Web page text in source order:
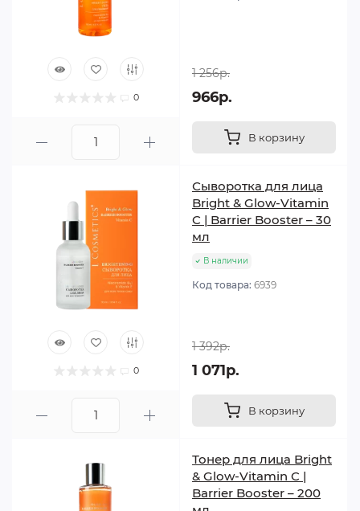
0
1 256р.
966р.
В корзину
0
Сыворотка для лица
Bright & Glow-Vitamin
C | Barrier Booster – 30
мл
В наличии
Код товара: 6939
1 392р.
1 071р.
В корзину
Тонер для лица Bright
& Glow-Vitamin C |
Barrier Booster – 200